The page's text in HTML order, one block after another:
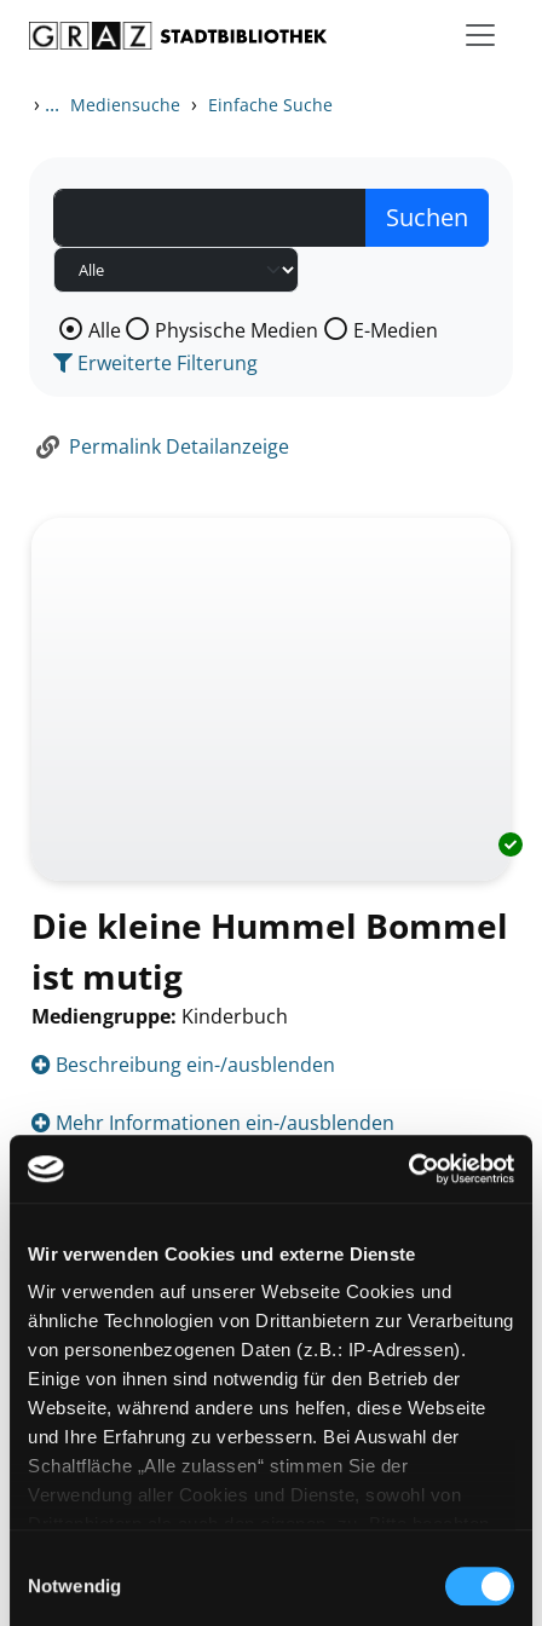
Wir verwenden Cookies und externe Dienste
Wir verwenden auf unserer Webseite Cookies und
ähnliche Technologien von Drittanbietern zur Verarbeitung
von personenbezogenen Daten (z.B.: IP-Adressen).
Einige von ihnen sind notwendig für den Betrieb der
Webseite, während andere uns helfen, diese Webseite
und Ihre Erfahrung zu verbessern. Bei Auswahl der
Schaltfläche „Alle zulassen“ stimmen Sie der
Verwendung aller Cookies und Dienste, sowohl von
Cookies von Drittanbietern, eine Verarbeitung in
unsicheren Drittländern (Länder außerhalb des EWR
Notwendig
› ... Mediensuche › Einfache Suche
Wählen Sie die Medienart nach der Sie suchen wollen.
Alle Physische Medien
E-Medien
Erweiterte Filterung
Permalink Detailanzeige
Die kleine Hummel Bommel
ist mutig
Mediengruppe: Kinderbuch
Beschreibung ein-/ausblenden
Mehr Informationen ein-/ausblenden
Exemplare
Zweigstelle: Gösting
Signatur:JD.N KLEI
Standort 2:Ausleihe
Status: Entliehen
Vorbestellungen:
Mediengruppe: Kinderbuch
Frist:10.08.2026